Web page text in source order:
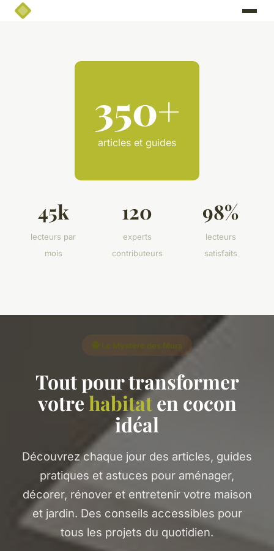
350+
articles et guides
45k
lecteurs par
mois
120
experts
contributeurs
98%
lecteurs
satisfaits
🕵️ Le Mystère des Murs
Tout pour transformer
votrehabitaten cocon
idéal
Découvrez chaque jour des articles, guides
pratiques et astuces pour aménager,
décorer, rénover et entretenir votre maison
et jardin. Des conseils accessibles pour
tous les projets du quotidien.